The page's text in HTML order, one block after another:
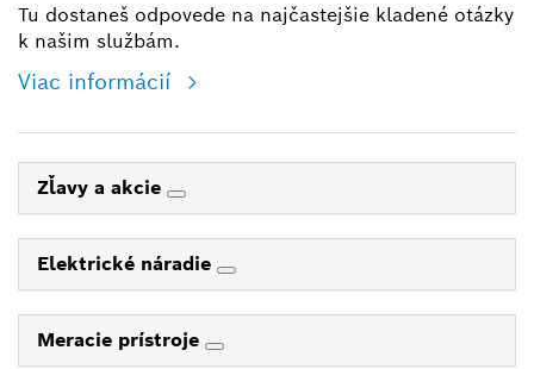
Tu dostaneš odpovede na najčastejšie kladené otázky
k našim službám.
Viac informácií
Zľavy a akcie
Elektrické náradie
Meracie prístroje